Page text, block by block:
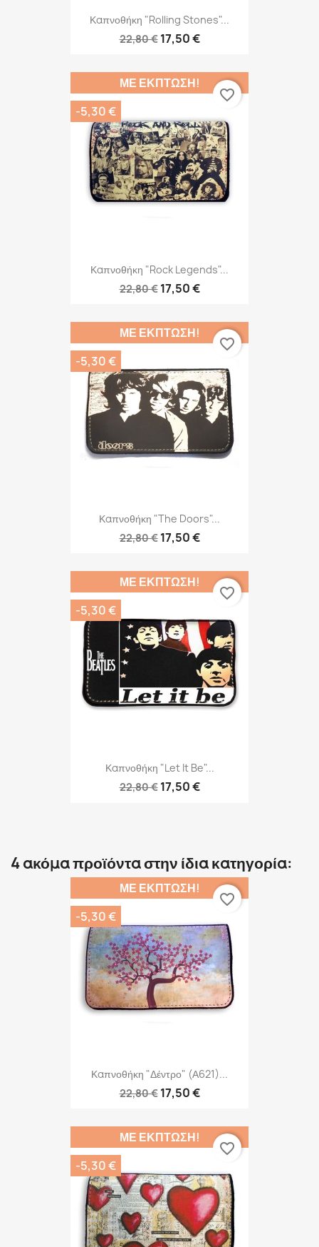
Καπνοθήκη "Rolling Stones"...
22,80 € 17,50 €
Καπνοθήκη "Rock Legends"...
22,80 € 17,50 €
ΜΕ ΈΚΠΤΩΣΗ!
-5,30 €
favorite_border
Καπνοθήκη "The Doors"...
22,80 € 17,50 €
ΜΕ ΈΚΠΤΩΣΗ!
-5,30 €
favorite_border
Καπνοθήκη "Let It Be"...
22,80 € 17,50 €
ΜΕ ΈΚΠΤΩΣΗ!
-5,30 €
favorite_border
4 ακόμα προϊόντα στην ίδια κατηγορία:
Καπνοθήκη "Δέντρο" (Α621)...
22,80 € 17,50 €
ΜΕ ΈΚΠΤΩΣΗ!
-5,30 €
favorite_border
ΜΕ ΈΚΠΤΩΣΗ!
-5,30 €
favorite_border